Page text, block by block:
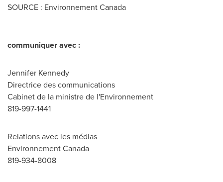
SOURCE : Environnement Canada
communiquer avec :
Jennifer Kennedy
Directrice des communications
Cabinet de la ministre de l'Environnement
819-997-1441
Relations avec les médias
Environnement Canada
819-934-8008